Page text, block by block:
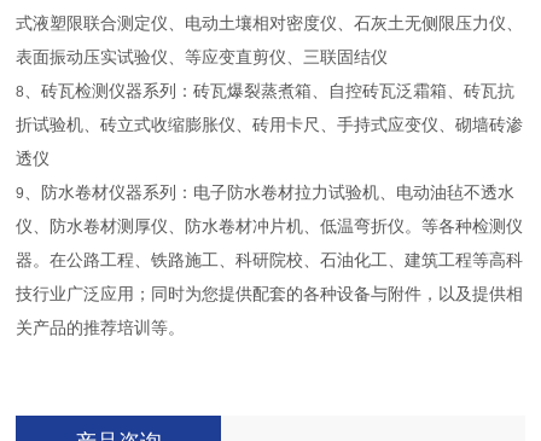
式液塑限联合测定仪、电动土壤相对密度仪、石灰土无侧限压力仪、
表面振动压实试验仪、等应变直剪仪、三联固结仪
8、砖瓦检测仪器系列：砖瓦爆裂蒸煮箱、自控砖瓦泛霜箱、砖瓦抗
折试验机、砖立式收缩膨胀仪、砖用卡尺、手持式应变仪、砌墙砖渗
透仪
9、防水卷材仪器系列：电子防水卷材拉力试验机、电动油毡不透水
仪、防水卷材测厚仪、防水卷材冲片机、低温弯折仪。等各种检测仪
器。在公路工程、铁路施工、科研院校、石油化工、建筑工程等高科
技行业广泛应用；同时为您提供配套的各种设备与附件，以及提供相
关产品的推荐培训等。